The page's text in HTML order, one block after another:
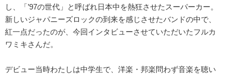
し、「’97の世代」と呼ばれ日本中を熱狂させたスーパーカー。
新しいジャパニーズロックの到来を感じさせたバンドの中で、
紅一点だったのが、今回インタビューさせていただいたフルカ
ワミキさんだ。
デビュー当時わたしは中学生で、洋楽・邦楽問わず音楽を聴い